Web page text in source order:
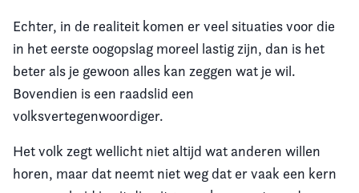
Echter, in de realiteit komen er veel situaties voor die
in het eerste oogopslag moreel lastig zijn, dan is het
beter als je gewoon alles kan zeggen wat je wil.
Bovendien is een raadslid een
volksvertegenwoordiger.
Het volk zegt wellicht niet altijd wat anderen willen
horen, maar dat neemt niet weg dat er vaak een kern